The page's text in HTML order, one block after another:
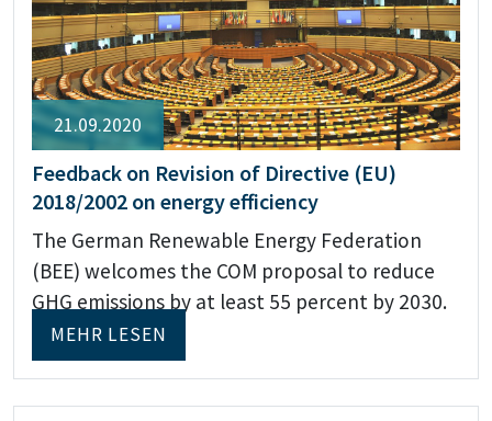
21.09.2020
Feedback on Revision of Directive (EU)
2018/2002 on energy efficiency
The German Renewable Energy Federation
(BEE) welcomes the COM proposal to reduce
GHG emissions by at least 55 percent by 2030.
MEHR LESEN